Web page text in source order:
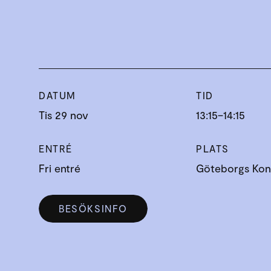
DATUM
Tis 29 nov
TID
13:15–14:15
ENTRÉ
Fri entré
PLATS
Göteborgs
BESÖKSINFO